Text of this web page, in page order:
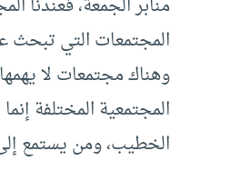
منابر الجمعة، فعندنا
المجتمعات التي تبحث
وهناك مجتمعات لا
المجتمعية المختلفة
الخطيب، ومن يستمع